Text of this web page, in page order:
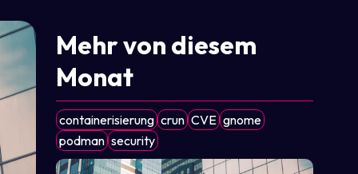
Mehr von diesem
Monat
containerisierung crun CVE gnome
podman security